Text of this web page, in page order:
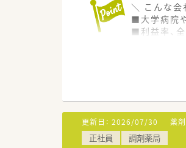
＼ こんな会
■大学病院
■利益率、
■薬学生を
■薬剤師さ
大学病院か
薬剤師とし
■調剤機器
■毎年新卒
更新日： 2026/07/30 薬
正社員 調剤薬局